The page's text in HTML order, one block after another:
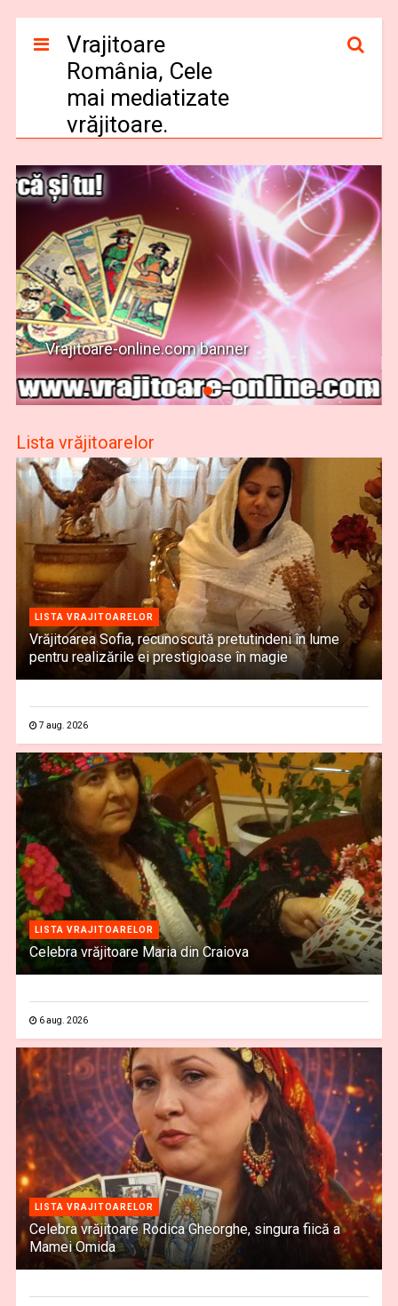
Vrajitoare
România, Cele
mai mediatizate
vrăjitoare.
Vrajitoare-online.com banner
Lista vrăjitoarelor
LISTA VRAJITOARELOR
Vrăjitoarea Sofia, recunoscută pretutindeni în lume
pentru realizările ei prestigioase în magie
7 aug. 2026
LISTA VRAJITOARELOR
Celebra vrăjitoare Maria din Craiova
6 aug. 2026
LISTA VRAJITOARELOR
Celebra vrăjitoare Rodica Gheorghe, singura fiică a
Mamei Omida